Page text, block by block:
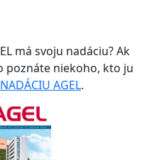
má svoju nadáciu? Ak
poznáte niekoho, kto ju
NADÁCIU AGEL.